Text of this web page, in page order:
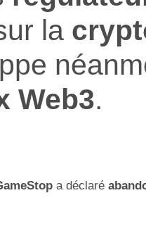
la
Web3.
a déclaré